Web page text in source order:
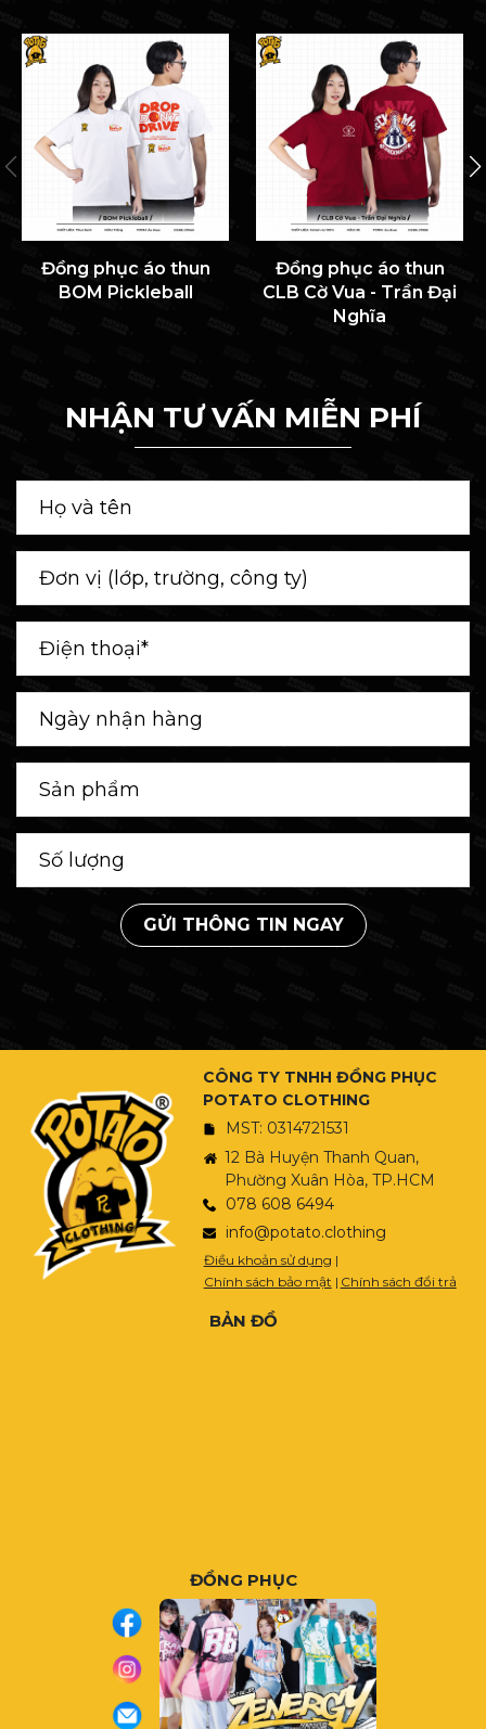
Đồng phục áo thun
BOM Pickleball
Đồng phục áo thun
CLB Cờ Vua - Trần Đại
Nghĩa
NHẬN TƯ VẤN MIỄN PHÍ
GỬI THÔNG TIN NGAY
CÔNG TY TNHH ĐỒNG PHỤC
POTATO CLOTHING
MST: 0314721531
12 Bà Huyện Thanh Quan,
Phường Xuân Hòa, TP.HCM
078 608 6494
info@potato.clothing
Điều khoản sử dụng |
Chính sách bảo mật | Chính sách đổi trả
BẢN ĐỒ
ĐỒNG PHỤC